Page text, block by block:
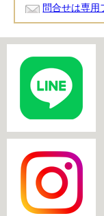
問合せは専用